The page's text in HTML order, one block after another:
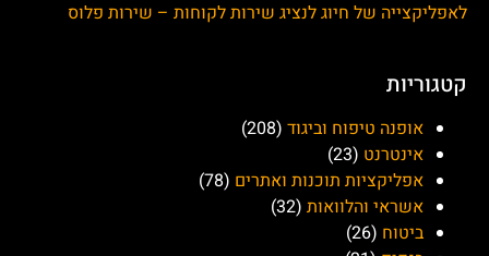
לאפליקצייה של חיוג לנציג שירות לקוחות – שירות פלוס
קטגוריות
אופנה טיפוח וביגוד (208)
אינטרנט (23)
אפליקציות תוכנות ואתרים (78)
אשראי והלוואות (32)
ביטוח (26)